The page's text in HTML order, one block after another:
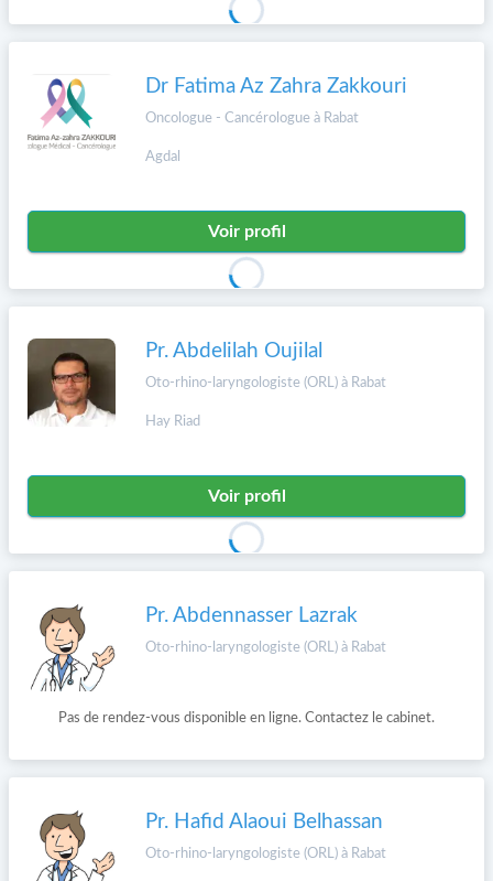
Dr Fatima Az Zahra Zakkouri
Oncologue - Cancérologue à Rabat
Agdal
Voir profil
Pr. Abdelilah Oujilal
Oto-rhino-laryngologiste (ORL) à Rabat
Hay Riad
Voir profil
Pr. Abdennasser Lazrak
Oto-rhino-laryngologiste (ORL) à Rabat
Pas de rendez-vous disponible en ligne. Contactez le cabinet.
Pr. Hafid Alaoui Belhassan
Oto-rhino-laryngologiste (ORL) à Rabat